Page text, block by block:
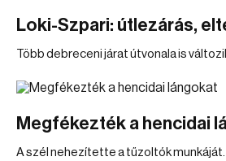
Loki-Szpari: útlezárás,
Több debreceni járat útvonala is
Megfékezték a hencidai
A szél nehezítette a tűzoltók munkáját.